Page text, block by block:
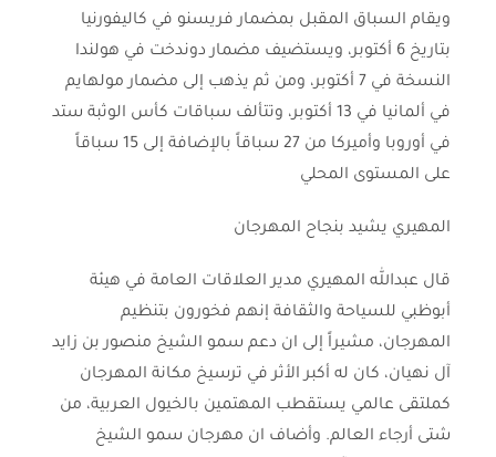
ويقام السباق المقبل بمضمار فريسنو في كاليفورنيا
بتاريخ 6 أكتوبر، ويستضيف مضمار دوندخت في هولندا
النسخة في 7 أكتوبر، ومن ثم يذهب إلى مضمار مولهايم
في ألمانيا في 13 أكتوبر، وتتألف سباقات كأس الوثبة ستد
في أوروبا وأميركا من 27 سباقاً بالإضافة إلى 15 سباقاً
على المستوى المحلي
المهيري يشيد بنجاح المهرجان
قال عبدالله المهيري مدير العلاقات العامة في هيئة
أبوظبي للسياحة والثقافة إنهم فخورون بتنظيم
المهرجان، مشيراً إلى ان دعم سمو الشيخ منصور بن زايد
آل نهيان، كان له أكبر الأثر في ترسيخ مكانة المهرجان
كملتقى عالمي يستقطب المهتمين بالخيول العربية، من
شتى أرجاء العالم. وأضاف ان مهرجان سمو الشيخ